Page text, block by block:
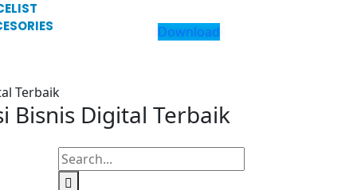
Download
Terbaik
Bisnis Digital Terbaik